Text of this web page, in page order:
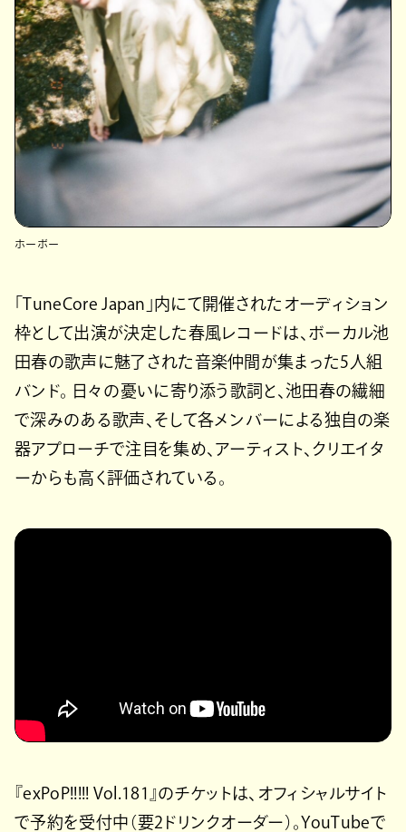
ホーボー
「TuneCore Japan」内にて開催されたオーディション
枠として出演が決定した春風レコードは、ボーカル池
田春の歌声に魅了された音楽仲間が集まった5人組
バンド。 日々の憂いに寄り添う歌詞と、池田春の繊細
で深みのある歌声、そして各メンバーによる独自の楽
器アプローチで注目を集め、アーティスト、クリエイタ
ーからも高く評価されている。
『exPoP!!!!! Vol.181』のチケットは、オフィシャルサイト
で予約を受付中（要2ドリンクオーダー）。YouTubeで